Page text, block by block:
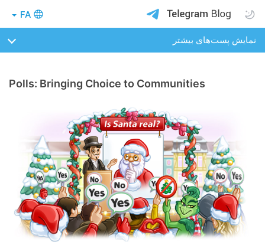
FA
نمایش پست‌های بیشتر
Polls: Bringing Choice to Communities